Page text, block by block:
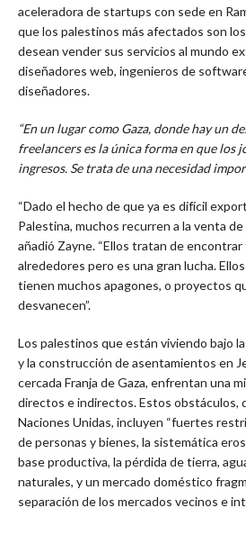
aceleradora de startups con sede en
que los palestinos más afectados son
desean vender sus servicios al mundo
diseñadores web, ingenieros de
diseñadores.
“En un lugar como Gaza, donde hay un
freelancers es la única forma en que los
ingresos. Se trata de una necesidad
“Dado el hecho de que ya es difícil
Palestina, muchos recurren a la venta de
añadió Zayne. “Ellos tratan de
alrededores pero es una gran lucha.
tienen muchos apagones, o proyectos
desvanecen”.
Los palestinos que están viviendo bajo
y la construcción de asentamientos en
cercada Franja de Gaza, enfrentan una
directos e indirectos. Estos obstáculos,
Naciones Unidas, incluyen “fuertes
de personas y bienes, la sistemática
base productiva, la pérdida de tierra,
naturales, y un mercado doméstico
separación de los mercados vecinos e